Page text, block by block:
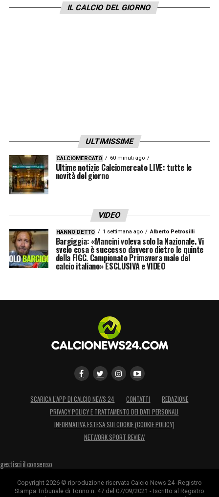
IL CALCIO DEL GIORNO
ULTIMISSIME
CALCIOMERCATO 60 minuti ago
Ultime notizie Calciomercato LIVE: tutte le
novità del giorno
VIDEO
HANNO DETTO 1 settimana ago Alberto Petrosilli
Bargiggia: «Mancini voleva solo la Nazionale. Vi
svelo cosa è successo davvero dietro le quinte
della FIGC. Campionato Primavera male del
calcio italiano» ESCLUSIVA e VIDEO
SCARICA L’APP DI CALCIO NEWS 24 CONTATTI
REDAZIONE
PRIVACY POLICY E TRATTAMENTO DEI DATI PERSONALI
INFORMATIVA ESTESA SUI COOKIE (COOKIE POLICY)
NETWORK SPORT REVIEW
gestisci il consenso
Copyright 2026 © riproduzione riservata Calcio News 24 -Registro
Stampa Tribunale di Torino n. 47 del 07/09/2021 - Iscritto al Registro